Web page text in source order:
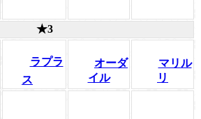
★3
ラプラ
ス
オーダ
イル
マリル
リ